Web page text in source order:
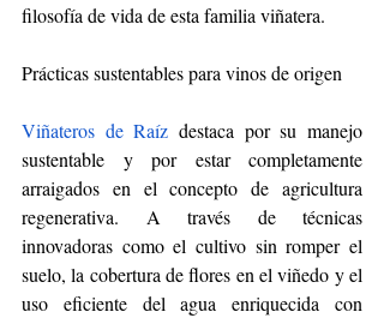
filosofía de vida de esta familia viñatera.
Prácticas sustentables para vinos de origen
Viñateros de Raíz destaca por su manejo
sustentable y por estar completamente
arraigados en el concepto de agricultura
regenerativa. A través de técnicas
innovadoras como el cultivo sin romper el
suelo, la cobertura de flores en el viñedo y el
uso eficiente del agua enriquecida con